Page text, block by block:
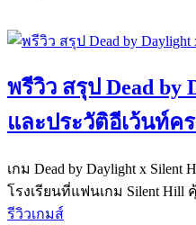
พรีวิว สรุป Dead by
และประวัติอีเว้นท์ค
เกม Dead by Daylight x
โรงเรียนที่แฟนเกม Silent Hill
รีวิวเกมส์